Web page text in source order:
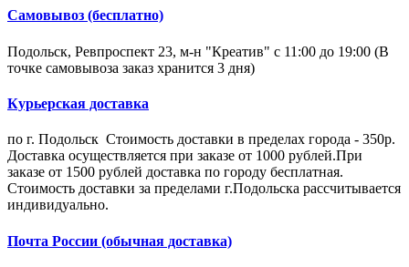
Самовывоз (бесплатно)
Подольск, Ревпроспект 23, м-н "Креатив" с 11:00 до 19:00 (В
точке самовывоза заказ хранится 3 дня)
Курьерская доставка
по г. Подольск Стоимость доставки в пределах города - 350р.
Доставка осуществляется при заказе от 1000 рублей.При
заказе от 1500 рублей доставка по городу бесплатная.
Стоимость доставки за пределами г.Подольска рассчитывается
индивидуально.
Почта России (обычная доставка)